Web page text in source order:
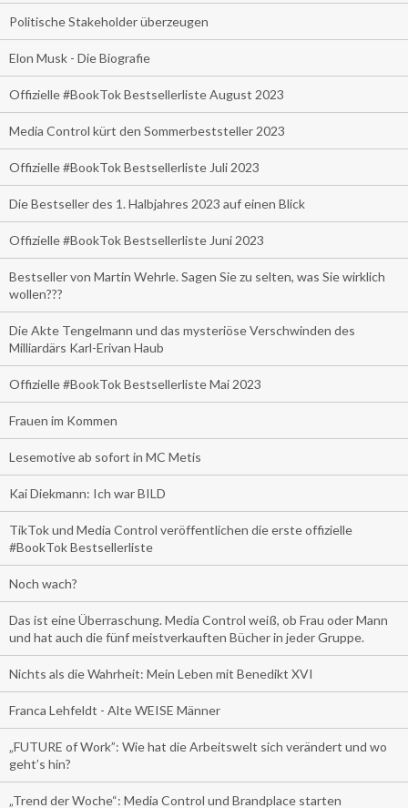
Politische Stakeholder überzeugen
Elon Musk - Die Biografie
Offizielle #BookTok Bestsellerliste August 2023
Media Control kürt den Sommerbeststeller 2023
Offizielle #BookTok Bestsellerliste Juli 2023
Die Bestseller des 1. Halbjahres 2023 auf einen Blick
Offizielle #BookTok Bestsellerliste Juni 2023
Bestseller von Martin Wehrle. Sagen Sie zu selten, was Sie wirklich
wollen???
Die Akte Tengelmann und das mysteriöse Verschwinden des
Milliardärs Karl-Erivan Haub
Offizielle #BookTok Bestsellerliste Mai 2023
Frauen im Kommen
Lesemotive ab sofort in MC Metis
Kai Diekmann: Ich war BILD
TikTok und Media Control veröffentlichen die erste offizielle
#BookTok Bestsellerliste
Noch wach?
Das ist eine Überraschung. Media Control weiß, ob Frau oder Mann
und hat auch die fünf meistverkauften Bücher in jeder Gruppe.
Nichts als die Wahrheit: Mein Leben mit Benedikt XVI
Franca Lehfeldt - Alte WEISE Männer
„FUTURE of Work”: Wie hat die Arbeitswelt sich verändert und wo
geht’s hin?
„Trend der Woche“: Media Control und Brandplace starten